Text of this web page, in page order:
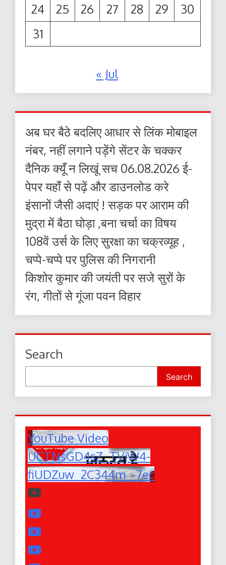
24
25 26 27 28 29
30
31
« Jul
अब घर बैठे बदलिए आधार से लिंक मोबाइल
नंबर, नहीं लगाने पड़ेंगे सेंटर के चक्कर
दैनिक क्यूँ न लिखूं सच 06.08.2026 ई-
पेपर यहाँ से पढ़ें और डाउनलोड करे
इंसानों जैसी अदाएं ! सड़क पर आराम की
मुद्रा में बैठा घोड़ा ,बना चर्चा का विषय
108वें उर्स के लिए सुरक्षा का चक्रव्यूह ,
चप्पे-चप्पे पर पुलिस की निगरानी
किशोर कुमार की जयंती पर सजे सुरों के
रंग, गीतों से गूंजा पवन विहार
Search
Search
YouTube Video
UCTNsGD4sZ_TVjW4-
fiUDZuw_2C344m_-7ec